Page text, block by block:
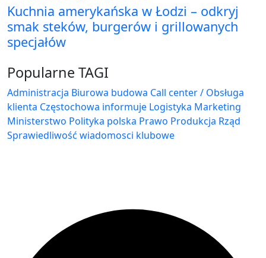
Kuchnia amerykańska w Łodzi – odkryj
smak steków, burgerów i grillowanych
specjałów
Popularne TAGI
Administracja Biurowa budowa Call center / Obsługa
klienta Częstochowa informuje Logistyka Marketing
Ministerstwo Polityka polska Prawo Produkcja Rząd
Sprawiedliwość wiadomosci klubowe